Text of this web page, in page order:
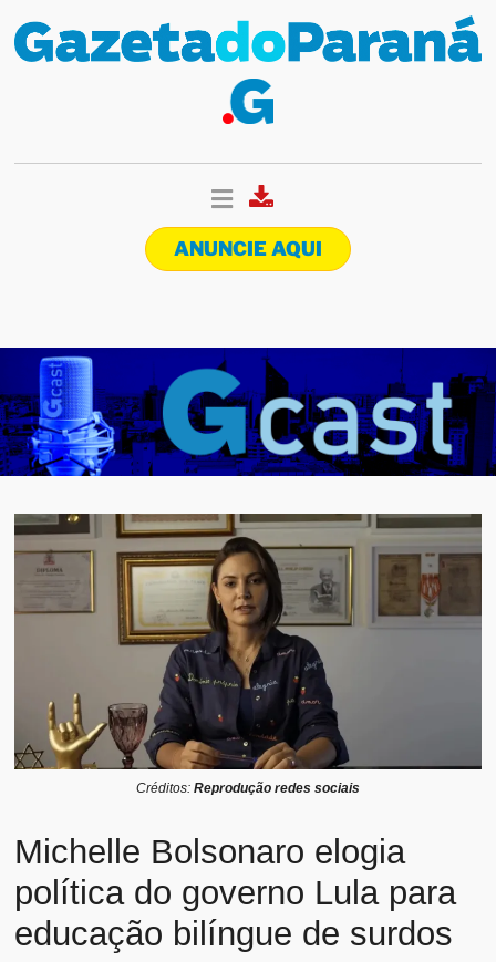
ANUNCIE AQUI
Créditos: Reprodução redes sociais
Michelle Bolsonaro elogia
política do governo Lula para
educação bilíngue de surdos